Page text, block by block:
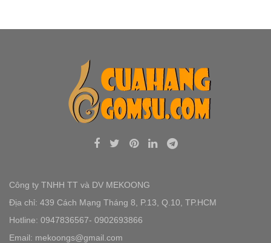
Công ty TNHH TT và DV MEKOONG
Địa chỉ: 439 Cách Mạng Tháng 8, P.13, Q.10, TP.HCM
Hotline: 0947836567- 0902693866
Email: mekoongs@gmail.com